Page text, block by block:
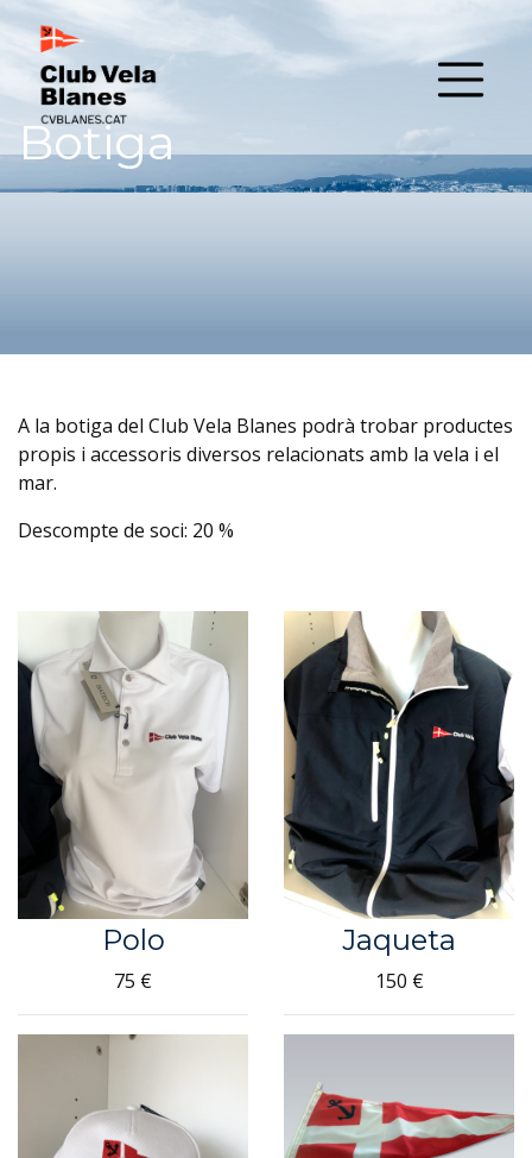
Botiga
A la botiga del Club Vela Blanes podrà trobar productes
propis i accessoris diversos relacionats amb la vela i el
mar.
Descompte de soci: 20 %
Polo
75 €
Jaqueta
150 €